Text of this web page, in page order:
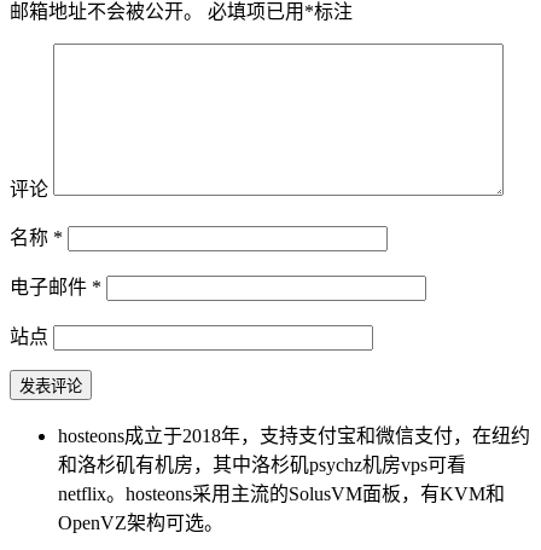
邮箱地址不会被公开。 必填项已用 *标注
评论
名称 *
电子邮件 *
站点
hosteons成立于2018年，支持支付宝和微信支付，在纽约
和洛杉矶有机房，其中洛杉矶psychz机房vps可看
netflix。hosteons采用主流的SolusVM面板，有KVM和
OpenVZ架构可选。